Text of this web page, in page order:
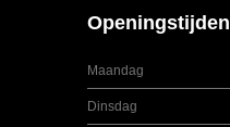
Openingstijden
Maandag
Dinsdag